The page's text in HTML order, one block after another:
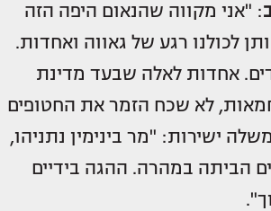
: "אני מקווה שהנאום היפה הזה
לכולנו רגע של גאווה ואחדות.
אחדות לאלה שבעד מדינת
לא שכח הזמר את החטופים
ישירות: "מר בינימין נתניהו,
הביתה במהרה. ההגה בידיים